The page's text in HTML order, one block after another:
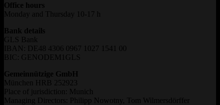
Office hours
Monday and Thursday 10-17 h
Bank details
GLS Bank
IBAN: DE48 4306 0967 1027 1541 00
BIC: GENODEM1GLS
Gemeinnützige GmbH
München HRB 252923
Place of jurisdiction: Munich
Managing Directors: Philipp Nowotny, Tom Wilmersdörffer